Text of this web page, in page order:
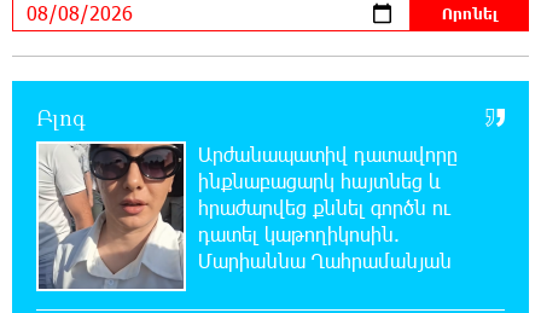
21:03:44 7-08-2026
Կաթողիկոսի նկատմամբ իրականացվող
բռնադատավարությունը միահեծան
իշխանության հետևանք է. Հանրային Դաշինք
Բլոգ
Արժանապատիվ դատավորը
ինքնաբացարկ հայտնեց և
հրաժարվեց քննել գործն ու
դատել կաթողիկոսին.
Մարիաննա Ղահրամանյան